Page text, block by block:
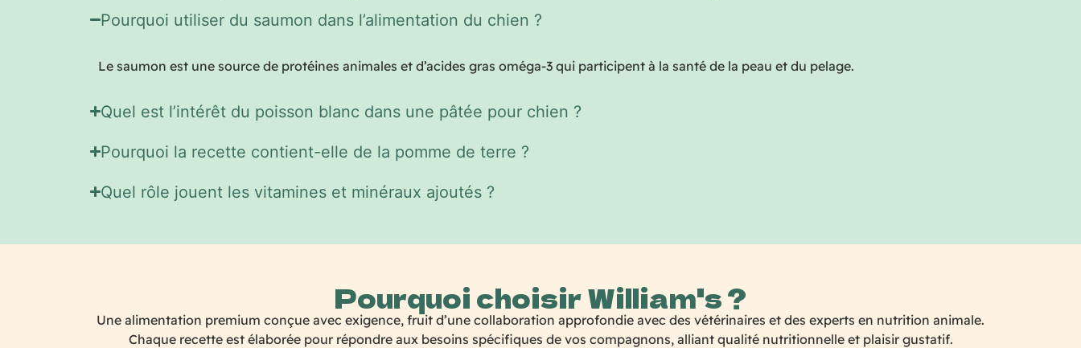
Pourquoi utiliser du saumon dans l’alimentation du chien ?
Le saumon est une source de protéines animales et d’acides gras oméga-3 qui participent à la santé de la peau et du pelage.
Quel est l’intérêt du poisson blanc dans une pâtée pour chien ?
Pourquoi la recette contient-elle de la pomme de terre ?
Quel rôle jouent les vitamines et minéraux ajoutés ?
Pourquoi choisir William's ?
Une alimentation premium conçue avec exigence, fruit d’une collaboration approfondie avec des vétérinaires et des experts en nutrition animale.
Chaque recette est élaborée pour répondre aux besoins spécifiques de vos compagnons, alliant qualité nutritionnelle et plaisir gustatif.